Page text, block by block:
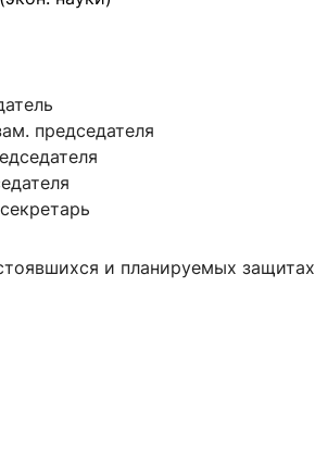
председателя
и планируемых защитах